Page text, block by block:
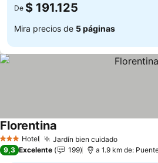
De $ 191.125
Mira precios de 5 páginas
3 Estrellas
Hotel Jardín bien cuidado
Florentina
9,3 Excelente 199 a 1.9 km de: